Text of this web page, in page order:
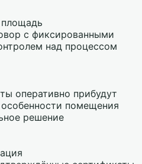
с фиксированными
над процессом
оперативно прибудут
помещения
решение